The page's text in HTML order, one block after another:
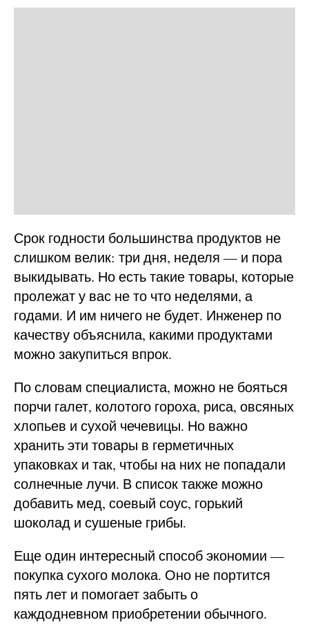
Срок годности большинства продуктов не
слишком велик: три дня, неделя — и пора
выкидывать. Но есть такие товары, которые
пролежат у вас не то что неделями, а
годами. И им ничего не будет. Инженер по
качествуобъяснила, какими продуктами
можно закупиться впрок.
По словам специалиста, можно не бояться
порчи галет, колотого гороха, риса, овсяных
хлопьев и сухой чечевицы. Но важно
хранить эти товары в герметичных
упаковках и так, чтобы на них не попадали
солнечные лучи. В список также можно
добавить мед, соевый соус, горький
шоколад и сушеные грибы.
Еще один интересный способ экономии —
покупка сухого молока. Оно не портится
пять лет и помогает забыть о
каждодневном приобретении обычного.